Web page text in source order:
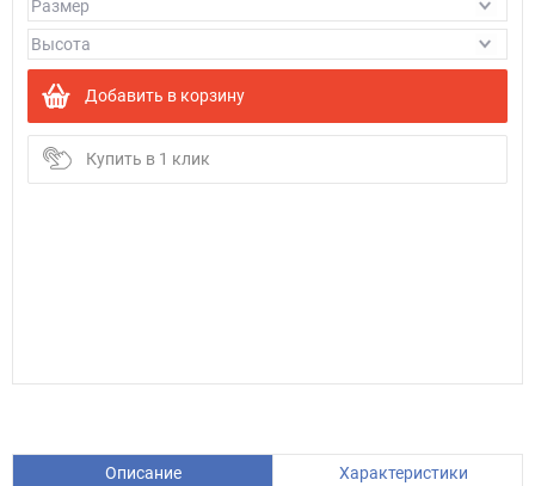
Добавить в корзину
Купить в 1 клик
Описание Характеристики